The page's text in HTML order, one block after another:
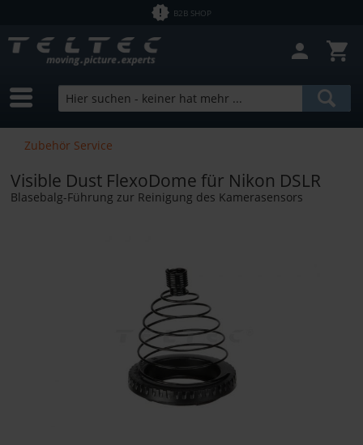
B2B SHOP
Zubehör Service
Visible Dust FlexoDome für Nikon DSLR
Blasebalg-Führung zur Reinigung des Kamerasensors